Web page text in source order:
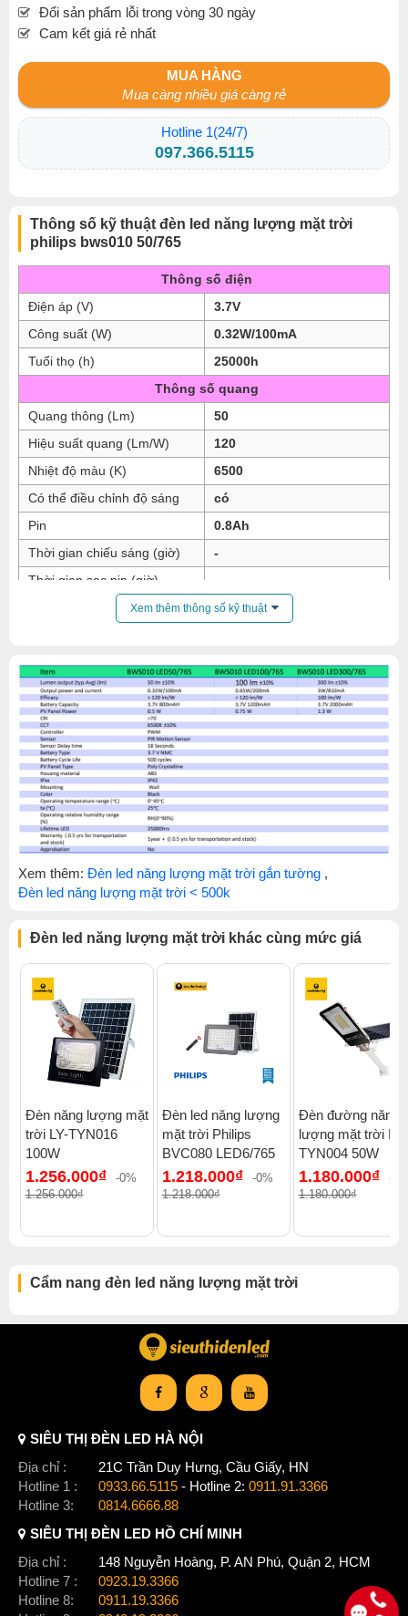
Đổi sản phẩm lỗi trong vòng 30 ngày
Cam kết giá rẻ nhất
MUA HÀNG
Mua càng nhiều giá càng rẻ
Hotline 1(24/7)
097.366.5115
Thông số kỹ thuật đèn led năng lượng mặt trời
philips bws010 50/765
Thông số điện
Điện áp (V)
3.7V
Công suất (W)
0.32W/100mA
Tuổi thọ (h)
25000h
Thông số quang
Quang thông (Lm)
50
Hiệu suất quang (Lm/W)
120
Nhiệt độ màu (K)
6500
Có thể điều chỉnh độ sáng
có
Pin
0.8Ah
Thời gian chiếu sáng (giờ)
-
Thời gian sạc pin (giờ)
Thông số hình học
Kích thước đèn (cm)
125x99x52
Cấp độ bảo vệ
IP42
Xem thêm thông số kỹ thuật
Xem thêm: Đèn led năng lượng mặt trời gắn tường ,
Đèn led năng lượng mặt trời < 500k
Đèn led năng lượng mặt trời khác cùng mức giá
Đèn năng lượng mặt
trời LY-TYN016
100W
1.256.000₫
-0%
1.256.000₫
Đèn led năng lượng
mặt trời Philips
BVC080 LED6/765
1.218.000₫
-0%
1.218.000₫
Đèn đường năng
lượng mặt trời LY-
TYN004 50W
1.180.000₫
-
1.180.000₫
Cẩm nang đèn led năng lượng mặt trời
SIÊU THỊ ĐÈN LED HÀ NỘI
Địa chỉ :
21C Trần Duy Hưng, Cầu Giấy, HN
Hotline 1 :
0933.66.5115 - Hotline 2: 0911.91.3366
Hotline 3:
0814.6666.88
SIÊU THỊ ĐÈN LED HỒ CHÍ MINH
Địa chỉ :
148 Nguyễn Hoàng, P. AN Phú, Quận 2, HCM
Hotline 7 :
0923.19.3366
Hotline 8:
0911.19.3366